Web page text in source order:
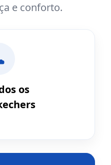
e conforto.
os